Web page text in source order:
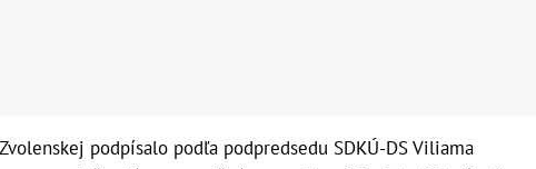
podpísalo podľa podpredsedu SDKÚ-DS Viliama